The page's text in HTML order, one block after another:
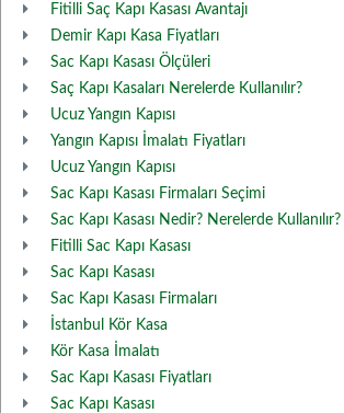
Fitilli Saç Kapı Kasası Avantajı
Demir Kapı Kasa Fiyatları
Sac Kapı Kasası Ölçüleri
Saç Kapı Kasaları Nerelerde Kullanılır?
Ucuz Yangın Kapısı
Yangın Kapısı İmalatı Fiyatları
Ucuz Yangın Kapısı
Sac Kapı Kasası Firmaları Seçimi
Sac Kapı Kasası Nedir? Nerelerde Kullanılır?
Fitilli Sac Kapı Kasası
Sac Kapı Kasası
Sac Kapı Kasası Firmaları
İstanbul Kör Kasa
Kör Kasa İmalatı
Sac Kapı Kasası Fiyatları
Sac Kapı Kasası